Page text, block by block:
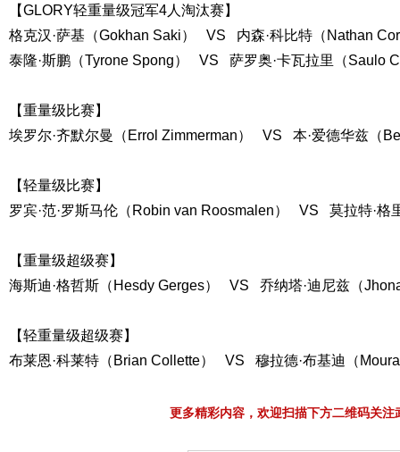
【GLORY轻重量级冠军4人淘汰赛】
格克汉·萨基（Gokhan Saki） VS 内森·科比特（Nathan
泰隆·斯鹏（Tyrone Spong） VS 萨罗奥·卡瓦拉里（Saulo
【重量级比赛】
埃罗尔·齐默尔曼（Errol Zimmerman） VS 本·爱德华兹（
【轻量级比赛】
罗宾·范·罗斯马伦（Robin van Roosmalen） VS 莫拉特·格
【重量级超级赛】
海斯迪·格哲斯（Hesdy Gerges） VS 乔纳塔·迪尼兹（
【轻重量级超级赛】
布莱恩·科莱特（Brian Collette） VS 穆拉德·布基迪（
更多精彩内容，欢迎扫描下方二维码关注